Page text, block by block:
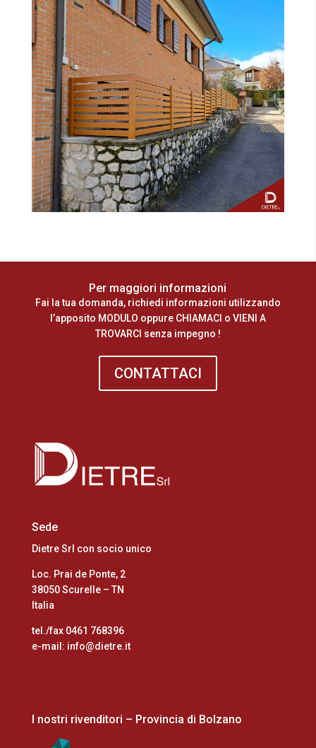
Per maggiori informazioni
Fai la tua domanda, richiedi informazioni utilizzando
l’apposito MODULO oppure CHIAMACI o VIENI A
TROVARCI senza impegno !
CONTATTACI
Sede
Dietre Srl con socio unico
Loc. Prai de Ponte, 2
38050 Scurelle – TN
Italia
tel./fax 0461 768396
e-mail: info@dietre.it
I nostri rivenditori – Provincia di Bolzano